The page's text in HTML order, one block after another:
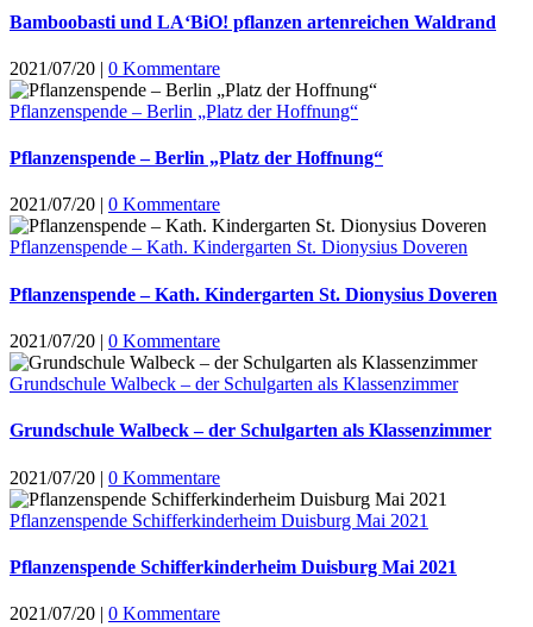
Bamboobasti und LA‘BiO! pflanzen artenreichen Waldrand
2021/07/20 | 0 Kommentare
Pflanzenspende – Berlin „Platz der Hoffnung“
Pflanzenspende – Berlin „Platz der Hoffnung“
2021/07/20 0 Kommentare
Pflanzenspende – Kath. Kindergarten St. Dionysius Doveren
Pflanzenspende – Kath. Kindergarten St. Dionysius Doveren
2021/07/20 | 0 Kommentare
Grundschule Walbeck – der Schulgarten als Klassenzimmer
Grundschule Walbeck – der Schulgarten als Klassenzimmer
2021/07/20 | 0 Kommentare
Pflanzenspende Schifferkinderheim Duisburg Mai 2021
Pflanzenspende Schifferkinderheim Duisburg Mai 2021
2021/07/20 | 0 Kommentare